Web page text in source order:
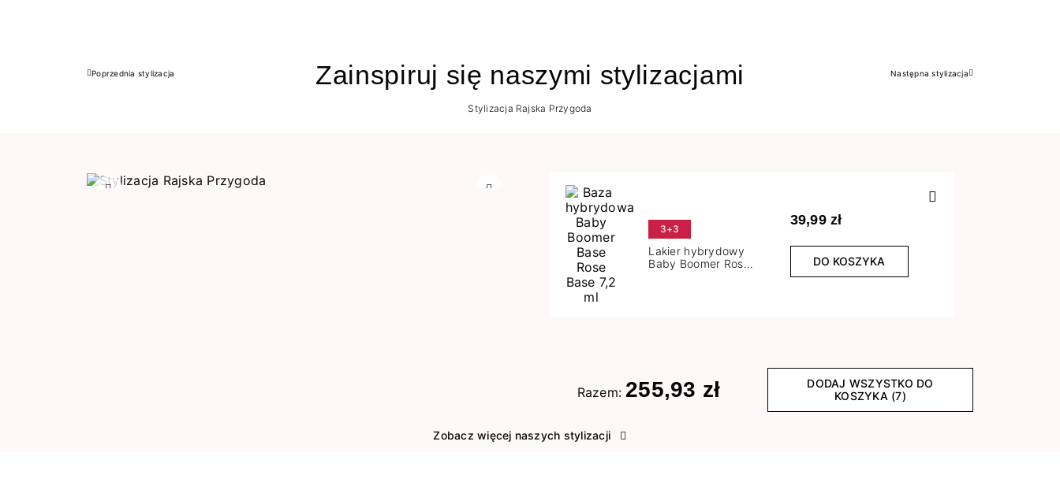
Zainspiruj się naszymi stylizacjami
Poprzedni
Poprzednia stylizacja Następny
Następna stylizacja
Stylizacja Rajska Przygoda
3+3
Lakier hybrydowy
Baby Boomer Rose
39,99 zł
DO KOSZYKA
Razem: 255,93 zł
DODAJ WSZYSTKO DO
KOSZYKA (7)
Zobacz więcej naszych stylizacji